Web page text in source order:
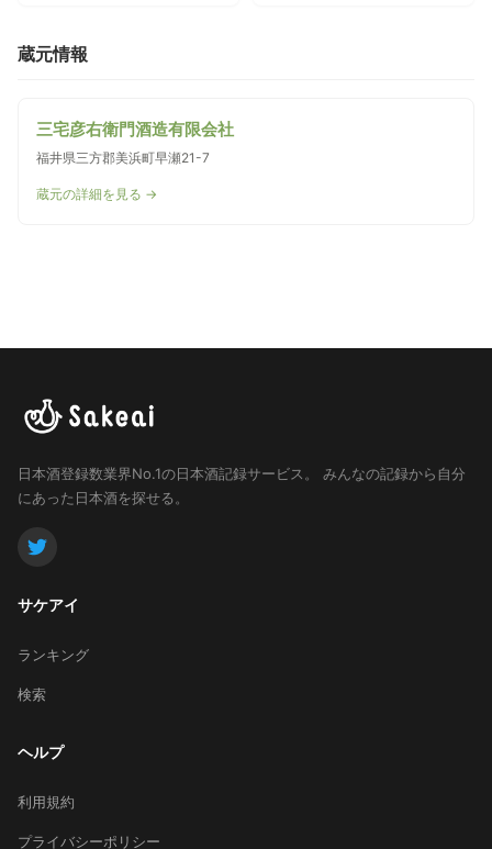
蔵元情報
三宅彦右衛門酒造有限会社
福井県三方郡美浜町早瀬21-7
蔵元の詳細を見る →
日本酒登録数業界No.1の日本酒記録サービス。
みんなの記録から自分
にあった日本酒を探せる。
サケアイ
ランキング
検索
ヘルプ
利用規約
プライバシーポリシー